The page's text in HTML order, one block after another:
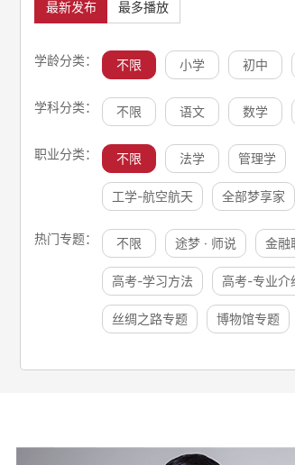
最新发布 最多播放
学龄分类： 不限 小学 初中
学科分类： 不限 语文 数学
职业分类： 不限 法学 管理学
工学-航空航天 全部梦享家
热门专题： 不限 途梦 · 师说 金融
高考-学习方法 高考-专业介
丝绸之路专题 博物馆专题